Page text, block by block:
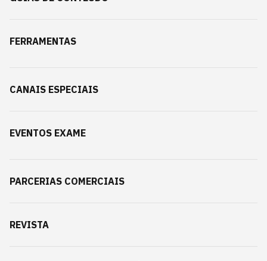
FERRAMENTAS
CANAIS ESPECIAIS
EVENTOS EXAME
PARCERIAS COMERCIAIS
REVISTA